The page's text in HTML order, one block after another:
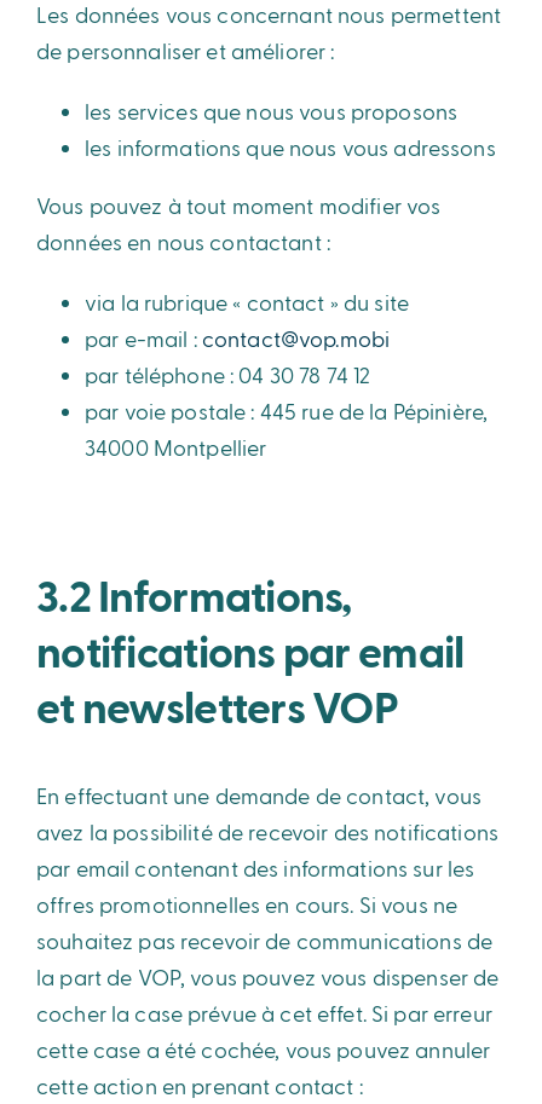
Les données vous concernant nous permettent
de personnaliser et améliorer :
les services que nous vous proposons
les informations que nous vous adressons
Vous pouvez à tout moment modifier vos
données en nous contactant :
via la rubrique « contact » du site
par e-mail : contact@vop.mobi
par téléphone : 04 30 78 74 12
par voie postale : 445 rue de la Pépinière,
34000 Montpellier
3.2 Informations,
notifications par email
et newsletters VOP
En effectuant une demande de contact, vous
avez la possibilité de recevoir des notifications
par email contenant des informations sur les
offres promotionnelles en cours. Si vous ne
souhaitez pas recevoir de communications de
la part de VOP, vous pouvez vous dispenser de
cocher la case prévue à cet effet. Si par erreur
cette case a été cochée, vous pouvez annuler
cette action en prenant contact :